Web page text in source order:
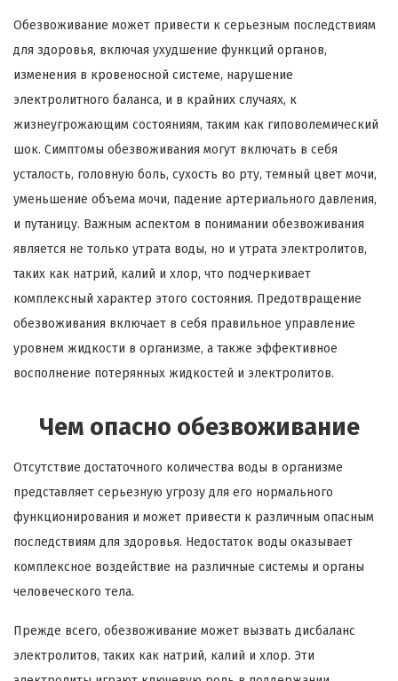
Обезвоживание может привести к серьезным последствиям
для здоровья, включая ухудшение функций органов,
изменения в кровеносной системе, нарушение
электролитного баланса, и в крайних случаях, к
жизнеугрожающим состояниям, таким как гиповолемический
шок. Симптомы обезвоживания могут включать в себя
усталость, головную боль, сухость во рту, темный цвет мочи,
уменьшение объема мочи, падение артериального давления,
и путаницу. Важным аспектом в понимании обезвоживания
является не только утрата воды, но и утрата электролитов,
таких как натрий, калий и хлор, что подчеркивает
комплексный характер этого состояния. Предотвращение
обезвоживания включает в себя правильное управление
уровнем жидкости в организме, а также эффективное
восполнение потерянных жидкостей и электролитов.
Чем опасно обезвоживание
Отсутствие достаточного количества воды в организме
представляет серьезную угрозу для его нормального
функционирования и может привести к различным опасным
последствиям для здоровья. Недостаток воды оказывает
комплексное воздействие на различные системы и органы
человеческого тела.
Прежде всего, обезвоживание может вызвать дисбаланс
электролитов, таких как натрий, калий и хлор. Эти